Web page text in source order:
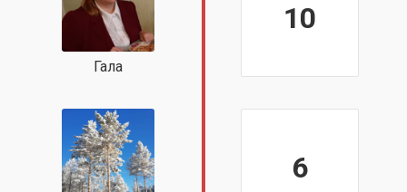
Гала
10
6